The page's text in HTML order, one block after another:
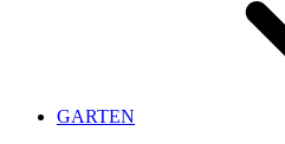
GARTEN